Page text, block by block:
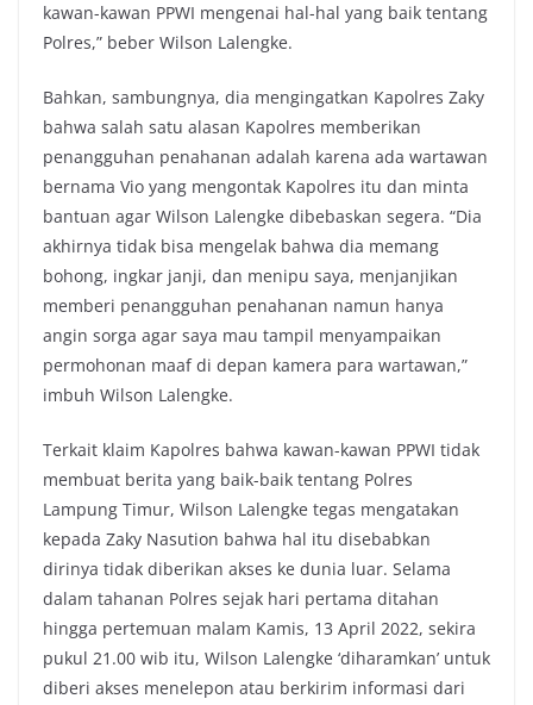
kawan-kawan PPWI mengenai hal-hal yang baik tentang
Polres,” beber Wilson Lalengke.
Bahkan, sambungnya, dia mengingatkan Kapolres Zaky
bahwa salah satu alasan Kapolres memberikan
penangguhan penahanan adalah karena ada wartawan
bernama Vio yang mengontak Kapolres itu dan minta
bantuan agar Wilson Lalengke dibebaskan segera. “Dia
akhirnya tidak bisa mengelak bahwa dia memang
bohong, ingkar janji, dan menipu saya, menjanjikan
memberi penangguhan penahanan namun hanya
angin sorga agar saya mau tampil menyampaikan
permohonan maaf di depan kamera para wartawan,”
imbuh Wilson Lalengke.
Terkait klaim Kapolres bahwa kawan-kawan PPWI tidak
membuat berita yang baik-baik tentang Polres
Lampung Timur, Wilson Lalengke tegas mengatakan
kepada Zaky Nasution bahwa hal itu disebabkan
dirinya tidak diberikan akses ke dunia luar. Selama
dalam tahanan Polres sejak hari pertama ditahan
hingga pertemuan malam Kamis, 13 April 2022, sekira
pukul 21.00 wib itu, Wilson Lalengke ‘diharamkan’ untuk
diberi akses menelepon atau berkirim informasi dari